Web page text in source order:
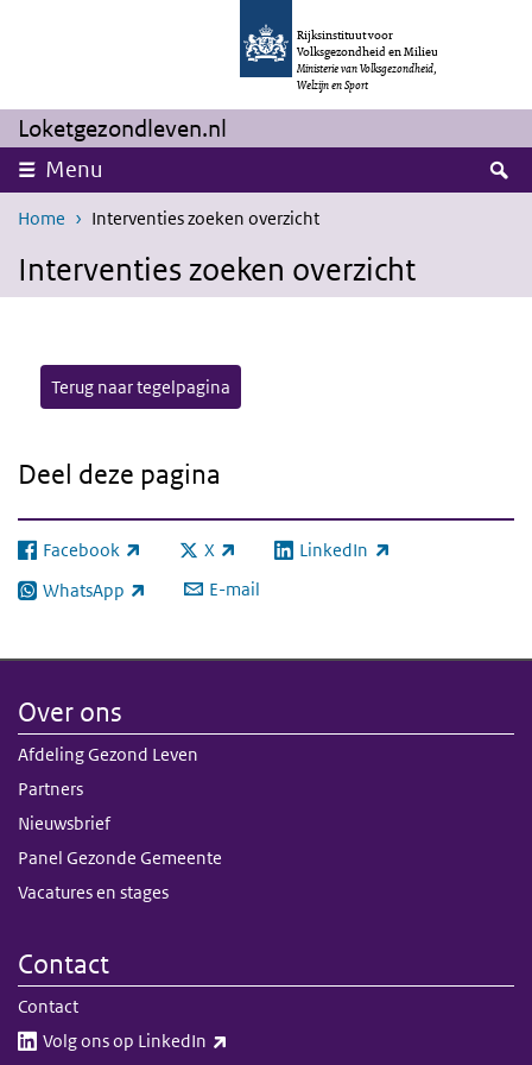
Overslaan en naar de inhoud gaan
Rijksinstituut voor
Volksgezondheid en Milieu
Ministerie van Volksgezondheid,
Welzijn en Sport
Loketgezondleven.nl
Menu
Home Interventies zoeken overzicht
Interventies zoeken overzicht
Terug naar tegelpagina
Deel deze pagina
Facebook
(externe link) X
(externe link) LinkedIn
(externe link)
WhatsApp
(externe link) E-mail
Over ons
Afdeling Gezond Leven
Partners
Nieuwsbrief
Panel Gezonde Gemeente
Vacatures en stages
Contact
Contact
Volg ons op LinkedIn​​